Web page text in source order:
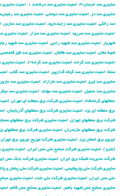
سایبری سد خرسان-۳ , امنیت سایبری سد دره‌تخت ۱ , امنیت سایبری
سایبری سد دز , امنیت سایبری سد دوستی, امنیت سایبری سد
سد زالکی, امنیت سایبری سد زاینده‌رود, امنیت سایبری سد سازبن,
امنیت سایبری سد سررود, امنیت سایبری سد سزار , امنیت سایبری
شهریار , امنیت سایبری سد شهید راجی, امنیت سایبری سد شهید
شوط مغان, امنیت سایبری سد طالقان, امنیت سایبری سد قیز قلعه‌سی
امنیت سایبری سد کرخه, امنیت سایبری سد کرخه-۲ , امنیت
سفلا, امنیت سایبری سد گرشا گدارپیر , امنیت سایبری سد گلاب,
سایبری سد لیرو, امنیت سایبری سد مارازاد, امنیت سایبری سد
سایبری سد منجیل, امنیت سایبری سد مهاباد, امنیت سایبری سد
منطقهای كرمانشاه, امنیت سایبری شركت برق منطقه ای تهران,
برق منطقه ای یزد, امنیت سایبری شركت برق منطقهای آذربایجان,
شركت برق منطقهای تهران, امنیت سایبری شركت برق منطقهای
شركت برق منطقهای مازندران, امنیت سایبری شركت برق منطقهای
نیروی برق استان یزد, امنیت سایبری شركت توزیع نیروی برق
(مترو ), امنیت سایبری شركت صنایع ملی مس ایران, امنیت
شركت مدیریت شبكه برق ایران, امنیت سایبری شرکت بابک مس
سایبری شرکت ملی پتروشیمی, امنیت سایبری شرکت ملی پخش و
ملی مس ایران, امنیت سایبری شرکت ملی نفت, امنیت سایبری
سایبری صنایع مس شهید باهنر , امنیت سایبری صنایع مس قائم,